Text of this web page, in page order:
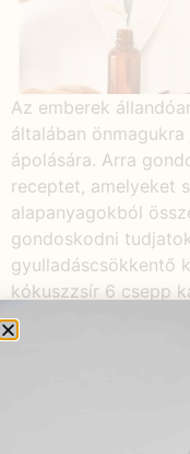
Az emberek
általában
ápolására. Arra
receptet, amelyeket
alapanyagokból
gondoskodni
gyulladáscsökkentő
kókuszzsír 6 csepp
bevizsgált illóolaj,